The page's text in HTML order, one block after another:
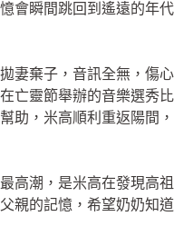
會瞬間跳回到遙遠的年
妻棄子，音訊全無，傷
亡靈節舉辦的音樂選秀
助，米高順利重返陽間
高潮，是米高在發現高
親的記憶，希望奶奶知